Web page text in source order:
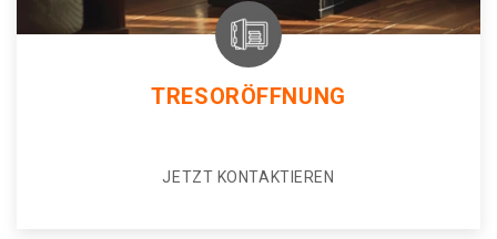
TRESORÖFFNUNG
JETZT KONTAKTIEREN